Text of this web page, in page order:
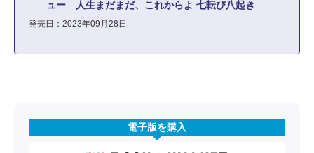
ュー 人生まだまだ、これからよ 七転び八起き
発売日：2023年09月28日
電子版を購入